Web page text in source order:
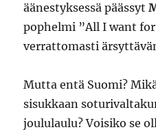
äänestyksessä päässyt
pophelmi ”All I want
verrattomasti
Mutta entä Suomi?
sisukkaan
joululaulu? Voisiko se